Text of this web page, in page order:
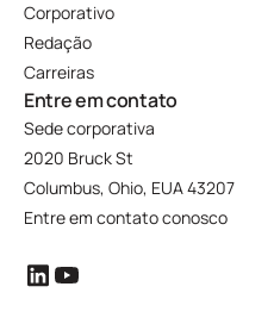
Corporativo
Redação
Carreiras
Entre em contato
Sede corporativa
2020 Bruck St
Columbus, Ohio, EUA 43207
Entre em contato conosco